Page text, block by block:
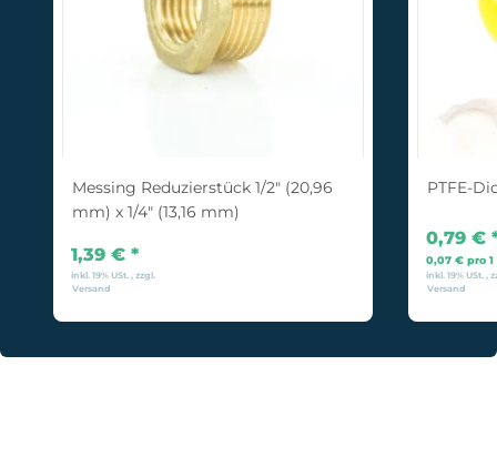
Messing Reduzierstück 1/2" (20,96
mm) x 1/4" (13,16 mm)
1,39 € *
inkl. 19% USt. , zzgl.
Versand
PTFE-
0,79 €
0,07 € pro 1
inkl. 19% USt. ,
Versand